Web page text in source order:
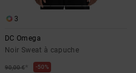
3
DC Omega
Noir Sweat à capuche
90,00 €* 50%